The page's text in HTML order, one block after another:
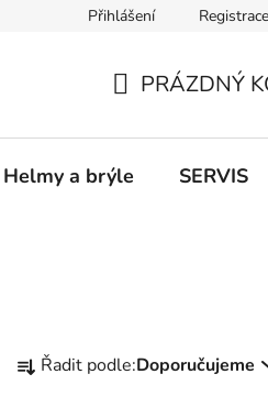
Přihlášení Registrace
KOŠÍK
PRÁZDNÝ
Helmy a brýle SERVIS
a Řadit podle:Doporučujeme